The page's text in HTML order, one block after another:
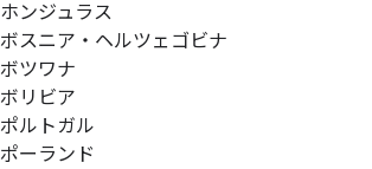
ホンジュラス
ボスニア・ヘルツェゴビナ
ボツワナ
ボリビア
ポルトガル
ポーランド